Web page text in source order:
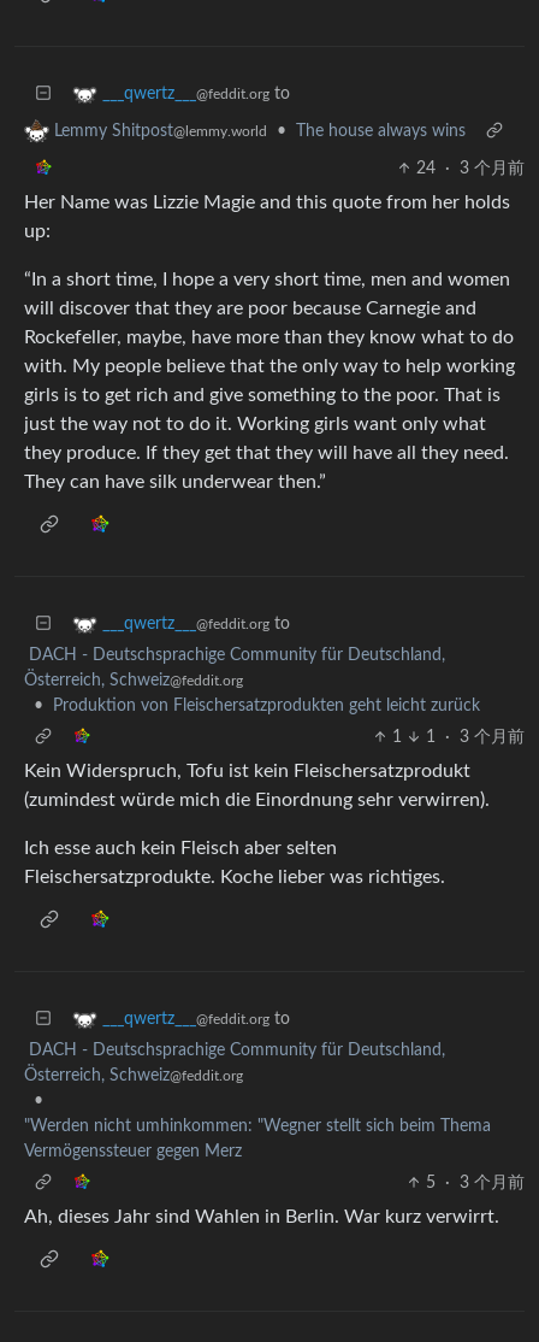
___qwertz___ @feddit.org to
Lemmy Shitpost@lemmy.world • The house always wins
24 · 3 个月前
Her Name was Lizzie Magie and this quote from her holds
up:
“In a short time, I hope a very short time, men and women
will discover that they are poor because Carnegie and
Rockefeller, maybe, have more than they know what to do
with. My people believe that the only way to help working
girls is to get rich and give something to the poor. That is
just the way not to do it. Working girls want only what
they produce. If they get that they will have all they need.
They can have silk underwear then.”
___qwertz___ @feddit.org to
DACH - Deutschsprachige Community für Deutschland,
Österreich, Schweiz@feddit.org
•
Produktion von Fleischersatzprodukten geht leicht zurück
1
1 · 3 个月前
Kein Widerspruch, Tofu ist kein Fleischersatzprodukt
(zumindest würde mich die Einordnung sehr verwirren).
Ich esse auch kein Fleisch aber selten
Fleischersatzprodukte. Koche lieber was richtiges.
___qwertz___ @feddit.org to
DACH - Deutschsprachige Community für Deutschland,
Österreich, Schweiz@feddit.org
•
"Werden nicht umhinkommen: "Wegner stellt sich beim Thema
Vermögenssteuer gegen Merz
5
· 3 个月前
Ah, dieses Jahr sind Wahlen in Berlin. War kurz verwirrt.